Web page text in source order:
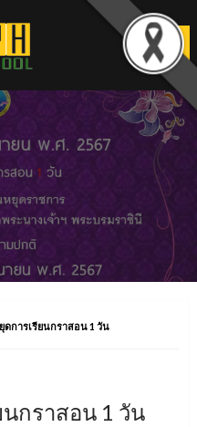
ดการเรียนกราสอน 1 วัน
กราสอน 1 วัน